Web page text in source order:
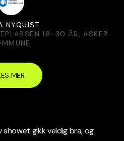
NYQUIST
16-30 ÅR, ASKER
MER
showet gikk veldig bra, og